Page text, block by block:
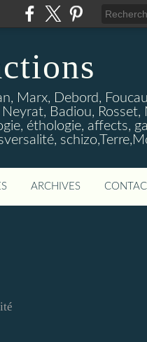
Marx, Debord,
Badiou, Rosset,
éthologie, affects,
ARCHIVES